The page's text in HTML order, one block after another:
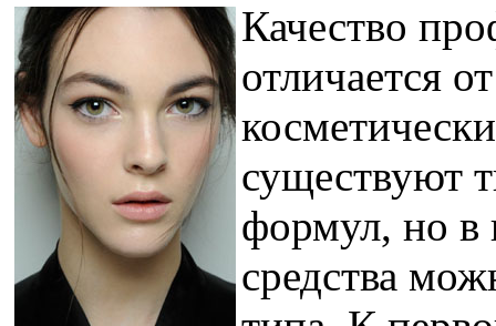
Качество
отличается
существуют
формул, но в
средства